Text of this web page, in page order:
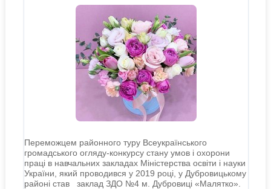
Переможцем районного туру Всеукраїнського
громадського огляду-конкурсу стану умов і охорони
праці в навчальних закладах Міністерства освіти і науки
України, який проводився у 2019 році, у Дубровицькому
районі став заклад ЗДО №4 м. Дубровиці «Малятко».